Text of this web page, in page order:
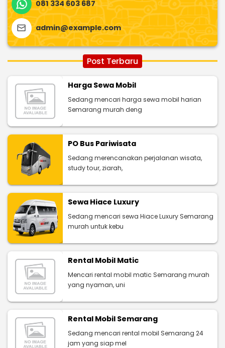
081 334 603 687
admin@example.com
Post Terbaru
Harga Sewa Mobil
Sedang mencari harga sewa mobil harian
Semarang murah deng
PO Bus Pariwisata
Sedang merencanakan perjalanan wisata,
study tour, ziarah,
Sewa Hiace Luxury
Sedang mencari sewa Hiace Luxury Semarang
murah untuk kebu
Rental Mobil Matic
Mencari rental mobil matic Semarang murah
yang nyaman, uni
Rental Mobil Semarang
Sedang mencari rental mobil Semarang 24
jam yang siap mel